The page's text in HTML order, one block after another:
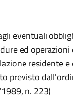
eventuali
ed
residente e
previsto
n. 223)